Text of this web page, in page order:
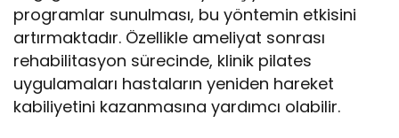
programlar sunulması, bu yöntemin etkisini
artırmaktadır. Özellikle ameliyat sonrası
rehabilitasyon sürecinde, klinik pilates
uygulamaları hastaların yeniden hareket
kabiliyetini kazanmasına yardımcı olabilir.